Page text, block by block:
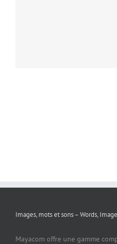
Images, mots et sons – Words,
Mayacom offre une gamme